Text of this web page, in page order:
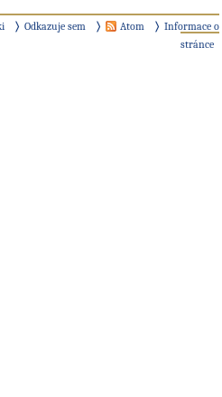
Odkazuje sem Atom
Informace o
stránce